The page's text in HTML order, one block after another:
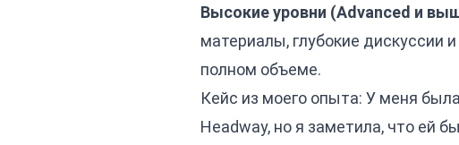
Высокие уровни (Advanced и
материалы, глубокие дискуссии
полном объеме.
Кейс из моего опыта: У меня
Headway, но я заметила, что ей